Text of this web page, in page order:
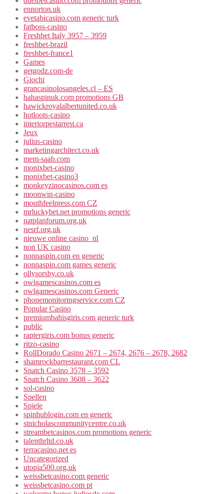
ennorton.uk
evetabicasino.com generic turk
fatboss-casino
Freshbet Italy 3957 – 3959
freshbet-brazil
freshbet-france1
Games
getgodz.com-de
Giochi
grancasinolosangeles.cl – ES
hahaspinuk.com promotions GB
hawickroyalalbertunited.co.uk
hotloots-casino
interiorpestarrest.ca
Jeux
julius-casino
marketingarchitect.co.uk
mem-saab.com
monixbet-casino
monixbet-casino3
monkeyzinocasinos.com es
moonwin-casino
mouthfeelpress.com CZ
mrluckybet.net promotions generic
natplanforum.org.uk
nesrf.org.uk
nieuwe online casino_nl
non UK casino
nonnaspin.com en generic
nonnaspin.com games generic
ollysorsby.co.uk
owlgamescasinos.com es
owlgamescasinos.com Generic
phonemonitoringservice.com CZ
Popular Casino
premiumbahisgiris.com generic turk
public
raptergiris.com bonus generic
ritzo-casino
RollDorado Casino 2671 – 2674, 2676 – 2678, 2682
shamrockbarrestaurant.com CL
Snatch Casino 3578 – 3592
Snatch Casino 3608 – 3622
sol-casino
Spellen
Spiele
spinhublogin.com en generic
stnicholascommunitycentre.co.uk
streambetcasinos.com promotions generic
talenthrltd.co.uk
terracasino.net es
Uncategorized
utopia500.org.uk
weissbetcasino.com generic
weissbetcasino.com pt